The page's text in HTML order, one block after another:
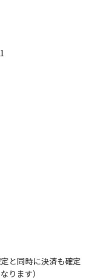
と同時に決済も確定
ります）